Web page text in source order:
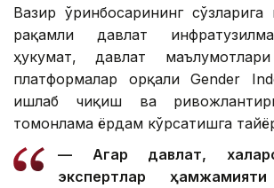
Вазир ўринбосарининг сўзларига
рақамли давлат
ҳукумат, давлат
платформалар орқали Gender
ишлаб чиқиш ва
томонлама ёрдам кўрсатишга
— Агар давлат,
экспертлар